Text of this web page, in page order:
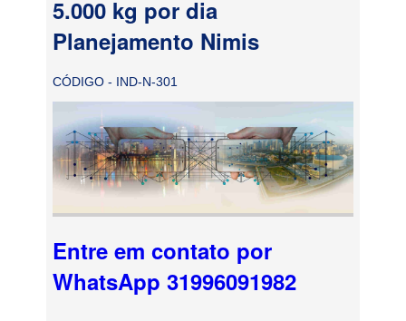
5.000 kg por dia
Planejamento Nimis
CÓDIGO - IND-N-301
Entre em contato por
WhatsApp 31996091982